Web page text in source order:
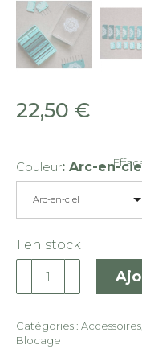
22,50 €
Couleur: Arc-en-
Arc-en-ciel
1 en stock
quantité
de
blocage
Catégories : Accessoires
Blocage